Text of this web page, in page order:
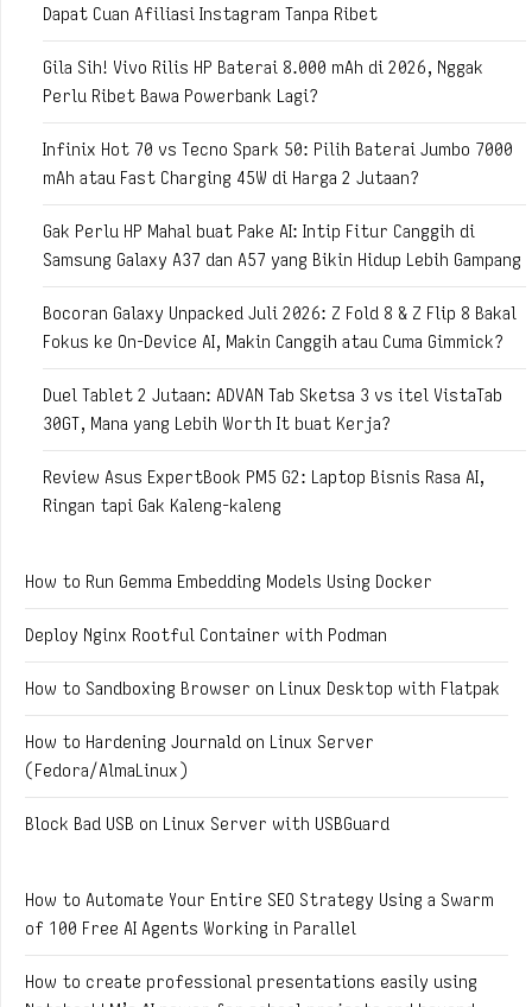
Dapat Cuan Afiliasi Instagram Tanpa Ribet
Gila Sih! Vivo Rilis HP Baterai 8.000 mAh di 2026, Nggak
Perlu Ribet Bawa Powerbank Lagi?
Infinix Hot 70 vs Tecno Spark 50: Pilih Baterai Jumbo 7000
mAh atau Fast Charging 45W di Harga 2 Jutaan?
Gak Perlu HP Mahal buat Pake AI: Intip Fitur Canggih di
Samsung Galaxy A37 dan A57 yang Bikin Hidup Lebih Gampang
Bocoran Galaxy Unpacked Juli 2026: Z Fold 8 & Z Flip 8 Bakal
Fokus ke On-Device AI, Makin Canggih atau Cuma Gimmick?
Duel Tablet 2 Jutaan: ADVAN Tab Sketsa 3 vs itel VistaTab
30GT, Mana yang Lebih Worth It buat Kerja?
Review Asus ExpertBook PM5 G2: Laptop Bisnis Rasa AI,
Ringan tapi Gak Kaleng-kaleng
How to Run Gemma Embedding Models Using Docker
Deploy Nginx Rootful Container with Podman
How to Sandboxing Browser on Linux Desktop with Flatpak
How to Hardening Journald on Linux Server
(Fedora/AlmaLinux)
Block Bad USB on Linux Server with USBGuard
How to Automate Your Entire SEO Strategy Using a Swarm
of 100 Free AI Agents Working in Parallel
How to create professional presentations easily using